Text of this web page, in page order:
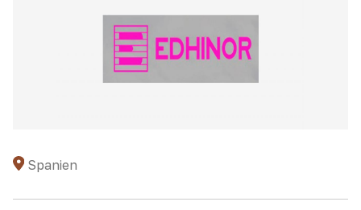
Spanien